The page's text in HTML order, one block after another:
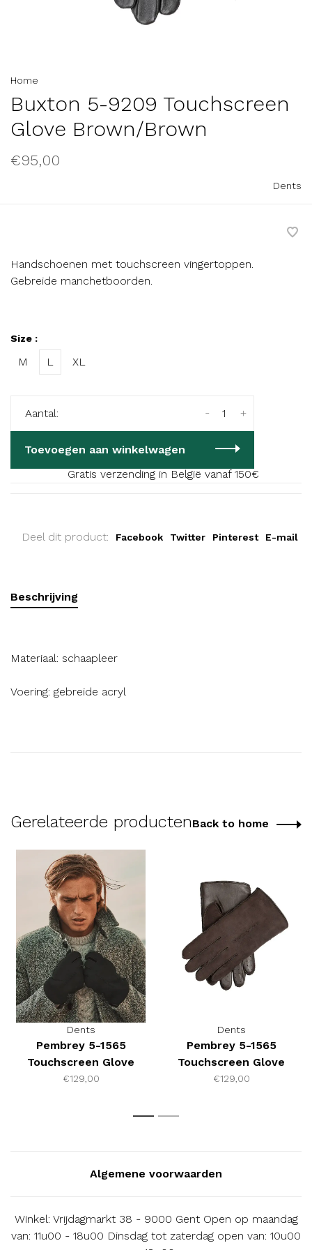
Home
Buxton 5-9209 Touchscreen
Glove Brown/Brown
€95,00
Dents
Handschoenen met touchscreen vingertoppen.
Gebreide manchetboorden.
Size :
M L XL
Aantal: +
-
Toevoegen aan winkelwagen
Gratis verzending in België vanaf 150€
Deel dit product: Facebook Twitter Pinterest E-mail
Beschrijving
Materiaal: schaapleer
Voering: gebreide acryl
Gerelateerde productenBack to home
Dents
Pembrey 5-1565
Touchscreen Glove
Black
€129,00
Dents
Pembrey 5-1565
Touchscreen Glove
Brown
€129,00
1 2
Algemene voorwaarden
Winkel: Vrijdagmarkt 38 - 9000 Gent Open op maandag
van: 11u00 - 18u00 Dinsdag tot zaterdag open van: 10u00